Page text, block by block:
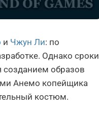
и Чжун Ли: по
Однако сроки
созданием образов
Анемо копейщика
костюм.